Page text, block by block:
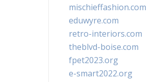
mischieffashion.com
eduwyre.com
retro-interiors.com
theblvd-boise.com
fpet2023.org
e-smart2022.org